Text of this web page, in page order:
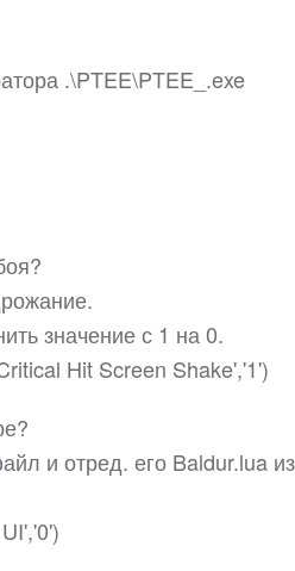
.\PTEE\PTEE_.exe
значение с 1 на 0.
Hit Screen Shake','1')
и отред. его Baldur.lua